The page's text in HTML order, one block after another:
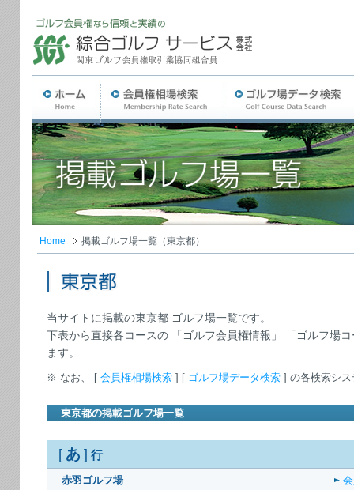
Home 掲載ゴルフ場一覧（東京都）
当サイトに掲載の東京都 ゴルフ場一覧です。
下表から直接各コースの 「ゴルフ会員権情報」 「ゴルフ場
ます。
※ なお、 [ 会員権相場検索] [ ゴルフ場データ検索] の各検索シス
東京都の掲載ゴルフ場一覧
[ あ ] 行
赤羽ゴルフ場